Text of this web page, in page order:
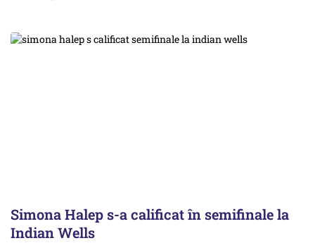
Simona Halep s-a calificat în semifinale la
Indian Wells